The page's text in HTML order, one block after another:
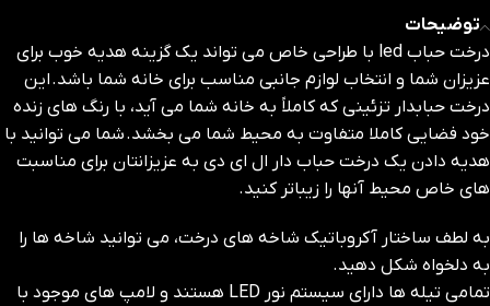
توضیحات
درخت حباب led با طراحی خاص می تواند یک گزینه هدیه خوب برای
عزیزان شما و انتخاب لوازم جانبی مناسب برای خانه شما باشد. این
درخت حبابدار تزئینی که کاملاً به خانه شما می آید، با رنگ های زنده
خود فضایی کاملا متفاوت به محیط شما می بخشد. شما می توانید با
هدیه دادن یک درخت حباب دار ال ای دی به عزیزانتان برای مناسبت
های خاص محیط آنها را زیباتر کنید.
به لطف ساختار آکروباتیک شاخه های درخت، می توانید شاخه ها را
به دلخواه شکل دهید.
تمامی تیله ها دارای سیستم نور LED هستند و لامپ های موجود با